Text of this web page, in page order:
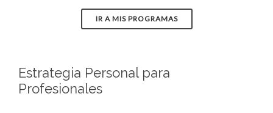
IR A MIS PROGRAMAS
Estrategia Personal para
Profesionales